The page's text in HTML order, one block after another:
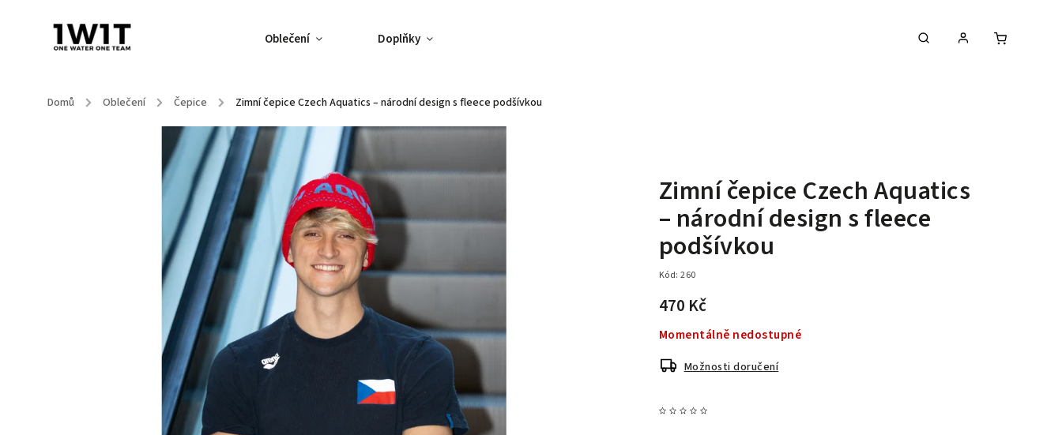
Oblečení Doplňky
Domů / Oblečení / Čepice / Zimní čepice Czech Aquatics – národní design s fleece podšívkou
Zimní čepice Czech Aquatics
– národní design s fleece
podšívkou
Kód: 260
470 Kč
Momentálně nedostupné
Možnosti doručení